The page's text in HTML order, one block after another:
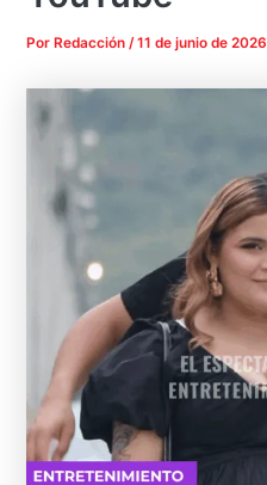
Por Redacción/11 de junio de 2026